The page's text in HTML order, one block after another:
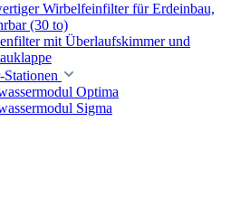
Wirbelfeinfilter für Erdeinbau,
(30 to)
mit Überlaufskimmer und
Stationen
Optima
Sigma